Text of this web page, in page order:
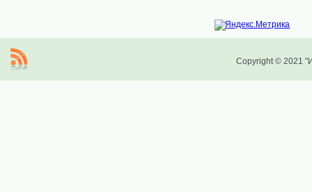
Copyright © 2021